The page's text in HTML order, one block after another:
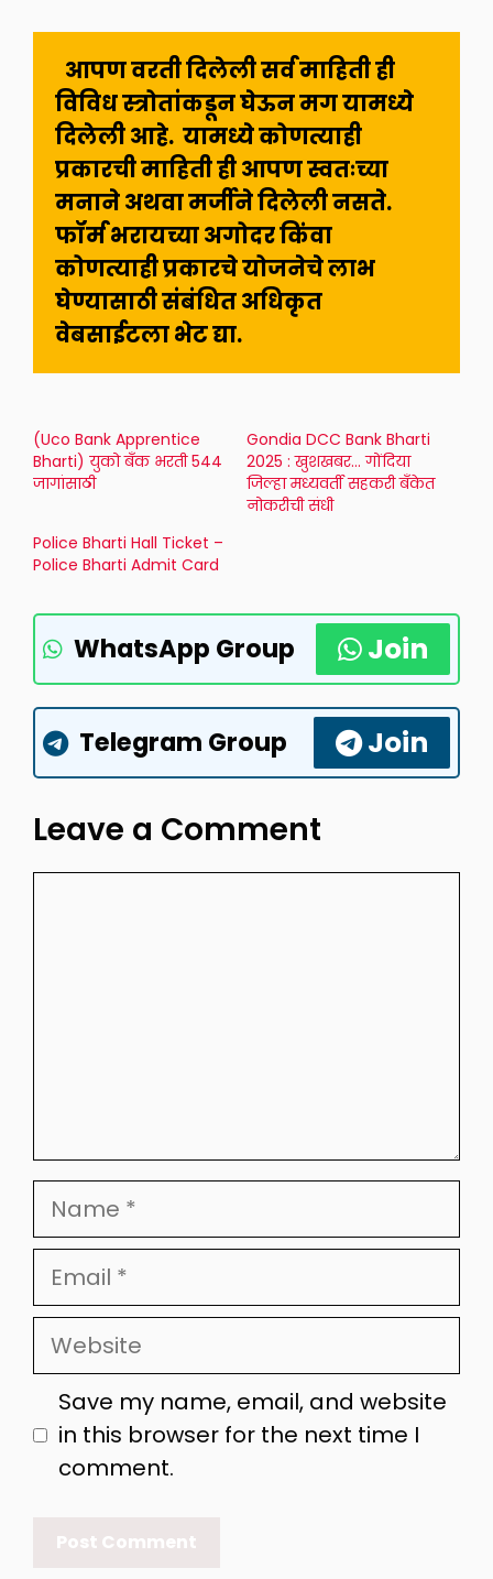
आपण वरती दिलेली सर्व माहिती ही
विविध स्त्रोतांकडून घेऊन मग यामध्ये
दिलेली आहे.  यामध्ये कोणत्याही
प्रकारची माहिती ही आपण स्वतःच्या
मनाने अथवा मर्जीने दिलेली नसते.
फॉर्म भरायच्या अगोदर किंवा
कोणत्याही प्रकारचे योजनेचे लाभ
घेण्यासाठी संबंधित अधिकृत
वेबसाईटला भेट द्या.
(Uco Bank Apprentice
Bharti) युको बँक भरती 544
जागांसाठी
Gondia DCC Bank Bharti
2025 : खुशखबर… गोंदिया
जिल्हा मध्यवर्ती सहकरी बँकेत
नोकरीची संधी
Police Bharti Hall Ticket –
Police Bharti Admit Card
WhatsApp Group Join
Telegram Group Join
Leave a Comment
Name
Email
Website
Save my name, email, and website
in this browser for the next time I
comment.